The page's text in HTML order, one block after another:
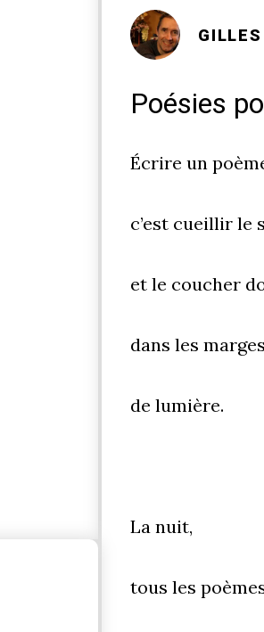
Poésies
Écrire un
c’est cueillir le
et le coucher
dans les
de lumière.
La nuit,
tous les